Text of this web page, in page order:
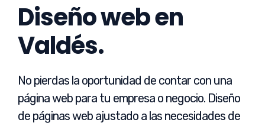
Diseño web en
Valdés.
No pierdas la oportunidad de contar con una
página web para tu empresa o negocio. Diseño
de páginas web ajustado a las necesidades de